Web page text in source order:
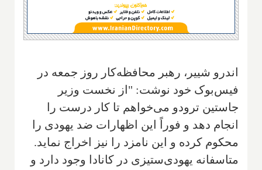
اندرو شییر‌، رهبر محافظه‌کار روز جمعه‌ در
فیس‌بوک خود نوشت: "‌از نخست وزیر
جاستین ترودو می‌خواهم تا کار درست را
انجام دهد و فوراً این اظهارات ضد یهودی را
محکوم کرده و این نامزد را نیز اخراج نماید.
متاسفانه یهودی‌ستیزی در کانادا وجود دارد و